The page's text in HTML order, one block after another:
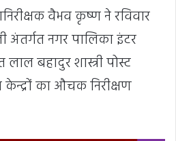
वैभव कृष्ण ने रविवार
नगर पालिका इंटर
बहादुर शास्त्री पोस्ट
का औचक निरीक्षण